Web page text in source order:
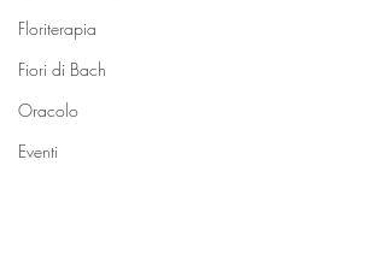
Floriterapia
Fiori di Bach
Oracolo
Eventi